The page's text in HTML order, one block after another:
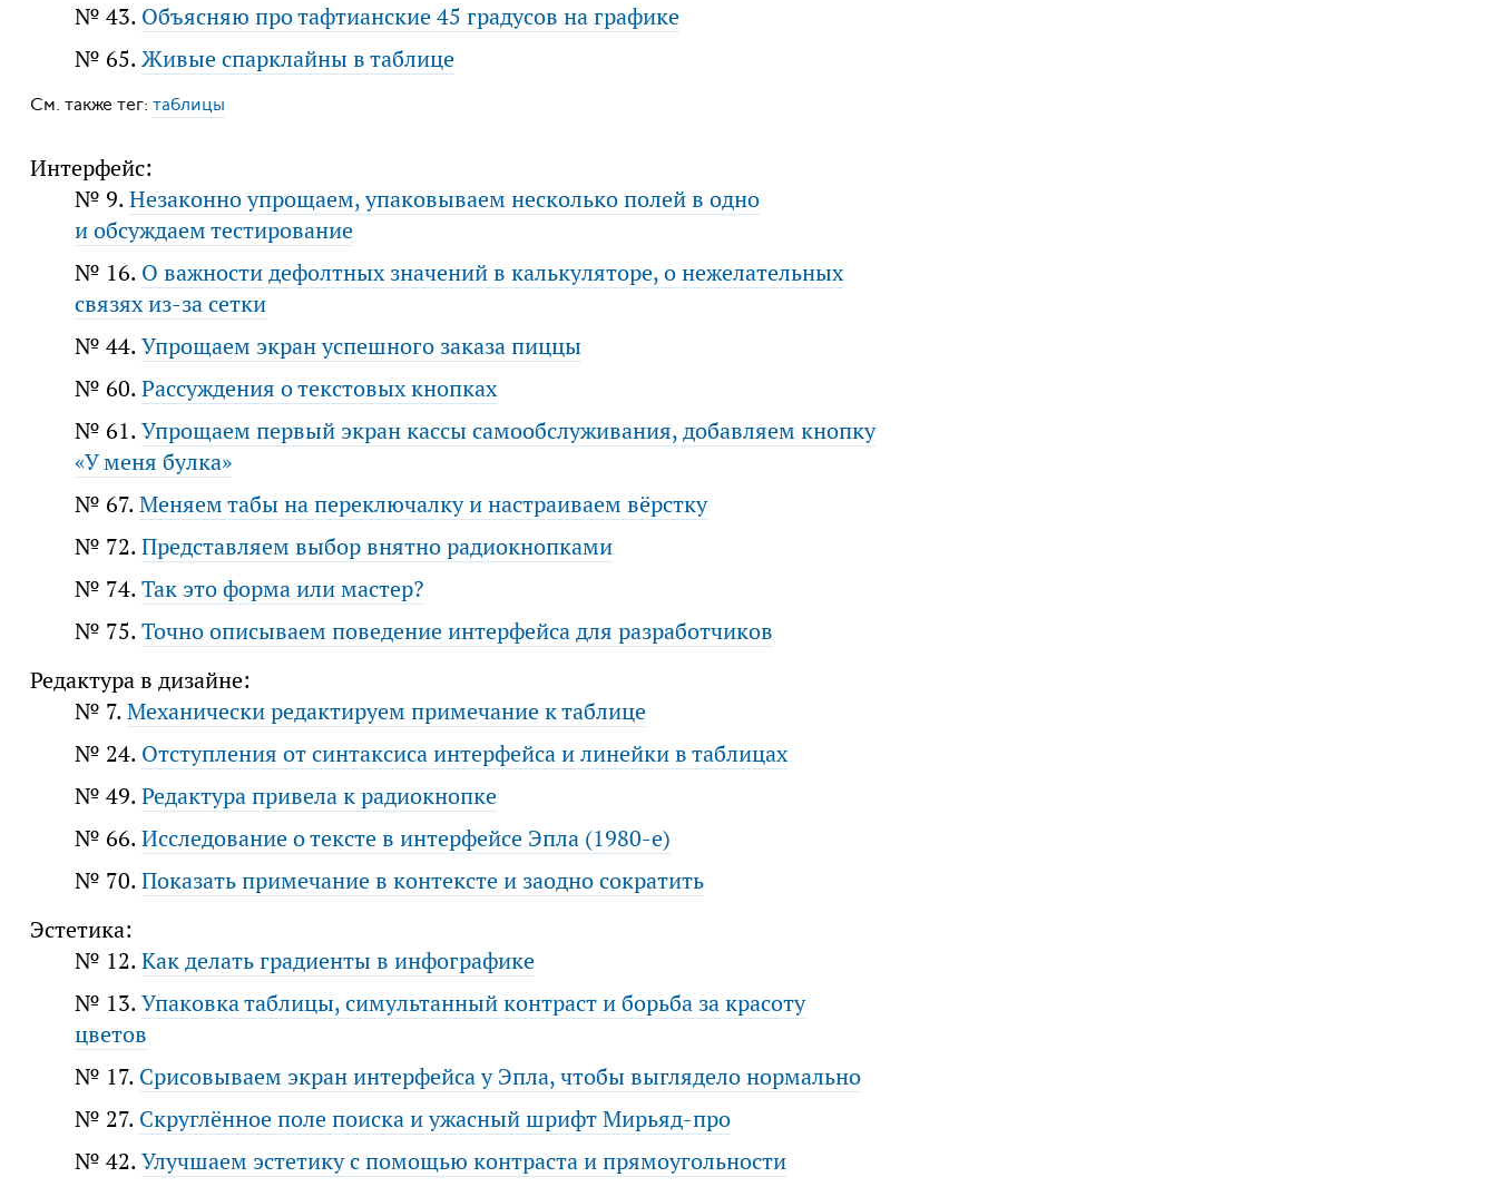
№ 43. Объясняю про тафтианские 45 градусов на графике
№ 65.Живые спарклайны в таблице
См. также тег: таблицы
Интерфейс:
№ 9.Незаконно упрощаем, упаковываем несколько полей в одно
и обсуждаем тестирование
№ 16. О важности дефолтных значений в калькуляторе, о нежелательных
связях из-за сетки
№ 44.Упрощаем экран успешного заказа пиццы
№ 60.Рассуждения о текстовых кнопках
№ 61.Упрощаем первый экран кассы самообслуживания, добавляем кнопку
«У меня булка»
№ 67.Меняем табы на переключалку и настраиваем вёрстку
№ 72.Представляем выбор внятно радиокнопками
№ 74.Так это форма или мастер?
№ 75.Точно описываем поведение интерфейса для разработчиков
Редактура в дизайне:
№ 7.Механически редактируем примечание к таблице
№ 24. Отступления от синтаксиса интерфейса и линейки в таблицах
№ 49.Редактура привела к радиокнопке
№ 66.Исследование о тексте в интерфейсе Эпла (1980-е)
№ 70.Показать примечание в контексте и заодно сократить
Эстетика:
№ 12.Как делать градиенты в инфографике
№ 13.Упаковка таблицы, симультанный контраст и борьба за красоту
цветов
№ 17. Срисовываем экран интерфейса у Эпла, чтобы выглядело нормально
№ 27. Cкруглённое поле поиска и ужасный шрифт Мирьяд-про
№ 42.Улучшаем эстетику с помощью контраста и прямоугольности